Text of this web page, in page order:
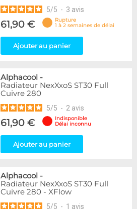
5/5 - 3 avis
61,90 €
Rupture
1 à 2 semaines de délai
Ajouter au panier
Alphacool -
Radiateur NexXxoS ST30 Full
Cuivre 280
5/5 - 2 avis
61,90 €
Indisponible
Délai inconnu
Ajouter au panier
Alphacool -
Radiateur NexXxoS ST30 Full
Cuivre 280 - XFlow
5/5 - 1 avis